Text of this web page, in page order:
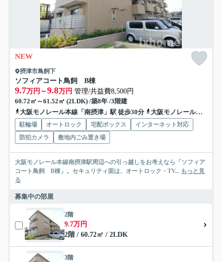
NEW
摂津市鳥飼下
ソフィアコート鳥飼 B棟
9.7万円～9.8万円 管理/共益費8,500円
60.72㎡～61.52㎡ (2LDK) /築8年 /3階建
大阪モノレール本線「南摂津」駅 徒歩30分
大阪モノレール本線「摂津」駅 徒歩46分
駐輪場 オートロック 宅配ボックス
インターネット対応
防犯カメラ
敷地内ごみ置き場
大阪モノレール本線南摂津駅周辺への引っ越しをお考えなら「ソフィア
コート鳥飼 B棟」。セキュリティ面は、オートロック・TV... もっと見
る
募集中の部屋
2階
9.7万円
2階 / 60.72㎡ / 2LDK
3階